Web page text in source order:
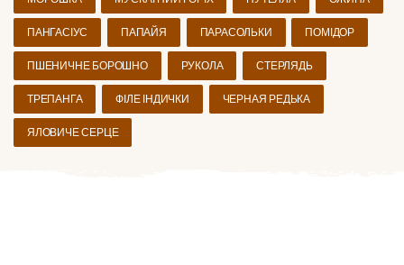
ПАНГАСІУС ПАПАЙЯ ПАРАСОЛЬКИ ПОМІДОР
ПШЕНИЧНЕ БОРОШНО РУКОЛА СТЕРЛЯДЬ
ТРЕПАНГА ФІЛЕ ІНДИЧКИ ЧЕРНАЯ РЕДЬКА
ЯЛОВИЧЕ СЕРЦЕ